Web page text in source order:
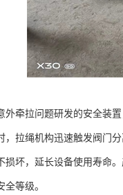
外牵拉问题研发的安全装
，拉绳机构迅速触发阀门
损坏，延长设备使用寿命
全等级。